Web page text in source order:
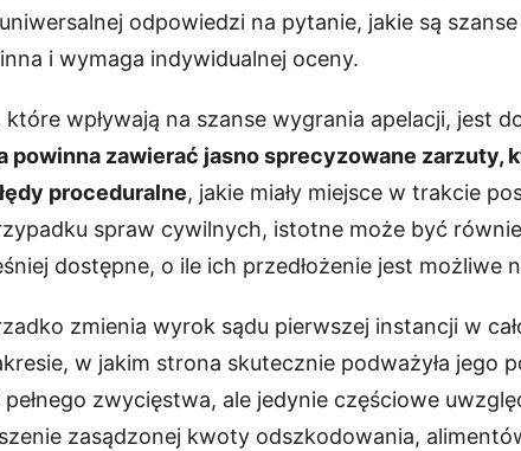
odpowiedzi na pytanie, jakie są
i wymaga indywidualnej oceny.
wpływają na szanse wygrania apelacji, jest
powinna zawierać jasno sprecyzowane zarzuty,
proceduralne, jakie miały miejsce w trakcie
spraw cywilnych, istotne może być
dostępne, o ile ich przedłożenie jest możliwe
zmienia wyrok sądu pierwszej instancji w
w jakim strona skutecznie podważyła jego
zwycięstwa, ale jedynie częściowe
zasądzonej kwoty odszkodowania,